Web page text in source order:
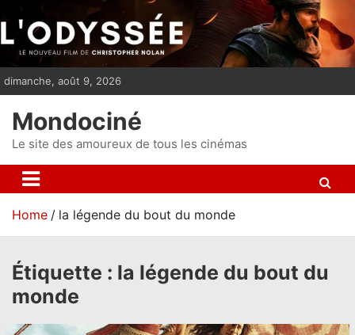
i
p
t
n
t
dimanche, août 9, 2026
Mondociné
Le site des amoureux de tous les cinémas
Home la légende du bout du monde
Étiquette : la légende du bout du
monde